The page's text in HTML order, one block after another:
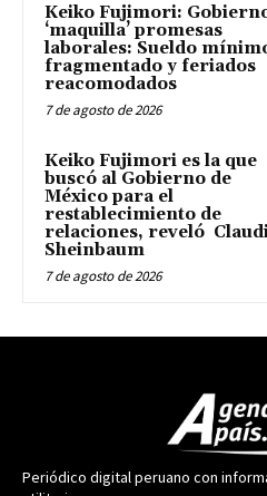
Keiko Fujimori:
‘maquilla’ promesas
laborales: Sueldo
fragmentado y feriados
reacomodados
7 de agosto de 2026
Keiko Fujimori es la que
buscó al Gobierno de
México para el
restablecimiento de
relaciones, reveló
Sheinbaum
7 de agosto de 2026
Periódico digital peruano con